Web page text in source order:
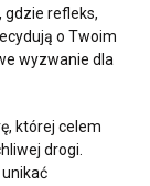
, gdzie refleks,
o Twoim
wyzwanie dla
której celem
drogi.